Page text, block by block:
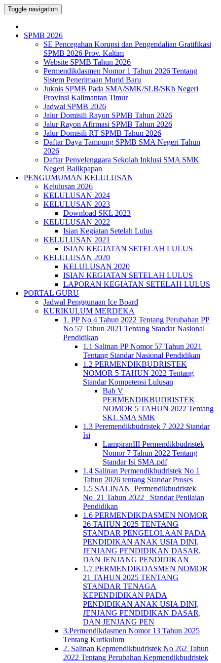
Toggle navigation
SPMB 2026
SE Pencegahan Korupsi dan Pengendalian Gratifikasi
SPMB 2026 Prov. Kaltim
Website SPMB Tahun 2026
Permendikdasmen Nomor 1 Tahun 2026 Tentang
Sistem Penerimaan Murid Baru
Juknis SPMB Pada SMA/SMK/SLB/SKh Negeri
Provinsi Kalimantan Timur
Jadwal SPMB 2026
Jalur Domisili Rayon SPMB Tahun 2026
Jalur Rayon Afirmasi SPMB Tahun 2026
Jalur Domisili RT SPMB Tahun 2026
Daftar Daya Tampung SPMB SMA Negeri Tahun
2026
Daftar Penyelenggara Sekolah Inklusi SMA SMK
Negeri Balikpapan
PENGUMUMAN KELULUSAN
Kelulusan 2026
KELULUSAN 2024
KELULUSAN 2023
Download SKL 2023
KELULUSAN 2022
Isian Kegiatan Setelah Lulus
KELULUSAN 2021
ISIAN KEGIATAN SETELAH LULUS
KELULUSAN 2020
KELULUSAN 2020
ISIAN KEGIATAN SETELAH LULUS
LAPORAN KEGIATAN SETELAH LULUS
PORTAL GURU
Jadwal Penggunaan Ice Board
KURIKULUM MERDEKA
1. PP No 4 Tahun 2022 Tentang Perubahan PP
No 57 Tahun 2021 Tentang Standar Nasional
Pendidikan
1.1 Salinan PP Nomor 57 Tahun 2021
Tentang Standar Nasional Pendidikan
1.2 PERMENDIKBUDRISTEK
NOMOR 5 TAHUN 2022 Tentang
Standar Kompetensi Lulusan
Bab V
PERMENDIKBUDRISTEK
NOMOR 5 TAHUN 2022 Tentang
SKL SMA SMK
1.3 Peremendikbudristek 7 2022 Standar
Isi
LampiranIII Permendikbudristek
Nomor 7 Tahun 2022 Tentang
Standar Isi SMA.pdf
1.4 Salinan Permendikbudristek No 1
Tahun 2026 tentang Standar Proses
1.5 SALINAN_Permendikbudristek
No_21 Tahun 2022_ Standar Penilaian
Pendidikan
1.6 PERMENDIKDASMEN NOMOR
26 TAHUN 2025 TENTANG
STANDAR PENGELOLAAN PADA
PENDIDIKAN ANAK USIA DINI,
JENJANG PENDIDIKAN DASAR,
DAN JENJANG PENDIDIKAN
1.7 PERMENDIKDASMEN NOMOR
21 TAHUN 2025 TENTANG
STANDAR TENAGA
KEPENDIDIKAN PADA
PENDIDIKAN ANAK USIA DINI,
JENJANG PENDIDIKAN DASAR,
DAN JENJANG PEN
3.Permendikdasmen Nomor 13 Tahun 2025
Tentang Kurikulum
2. Salinan Kepmendikbudristek No 262 Tahun
2022 Tentang Perubahan Kepmendikbudristek